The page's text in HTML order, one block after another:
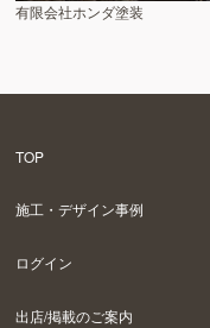
有限会社ホンダ塗装
TOP
施工・デザイン事例
ログイン
出店/掲載のご案内